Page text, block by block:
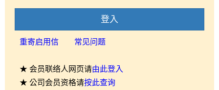
登入
重寄启用信 常见问题
★ 会员联络人网页请由此登入
★ 公司会员资格请按此查询